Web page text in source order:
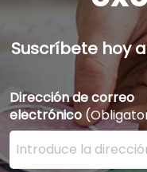
Suscríbete hoy
Dirección de correo
electrónico
Ingrese su dirección